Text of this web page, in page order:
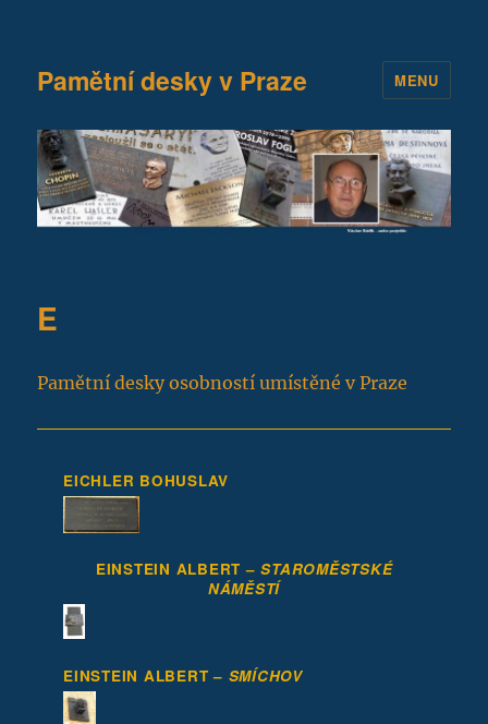
Pamětní desky v Praze MENU
E
Pamětní desky osobností umístěné v Praze
EICHLER BOHUSLAV
EINSTEIN ALBERT –STAROMĚSTSKÉ
NÁMĚSTÍ
EINSTEIN ALBERT – SMÍCHOV